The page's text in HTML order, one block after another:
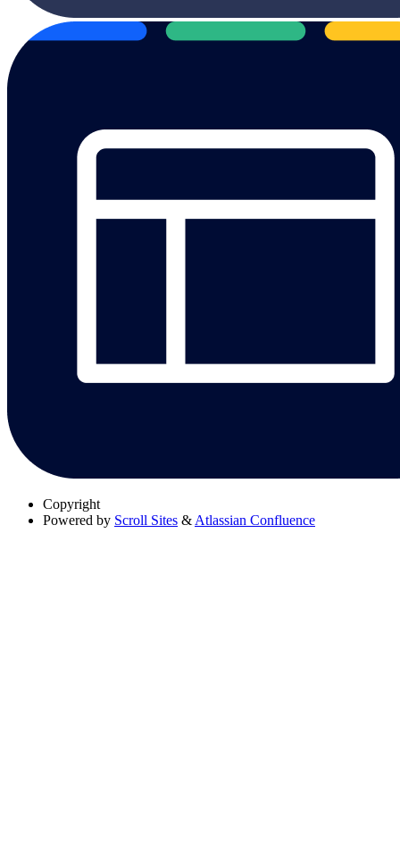
Copyright
Powered by Scroll Sites & Atlassian Confluence